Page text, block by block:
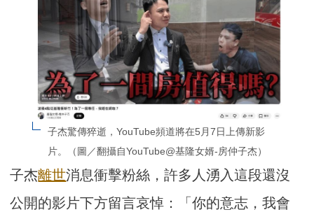
子杰驚傳猝逝，YouTube頻道將在5月7日上傳新影
片。（圖／翻攝自YouTube@基隆女婿-房仲子杰）
子杰離世消息衝擊粉絲，許多人湧入這段還沒
公開的影片下方留言哀悼：「你的意志，我會